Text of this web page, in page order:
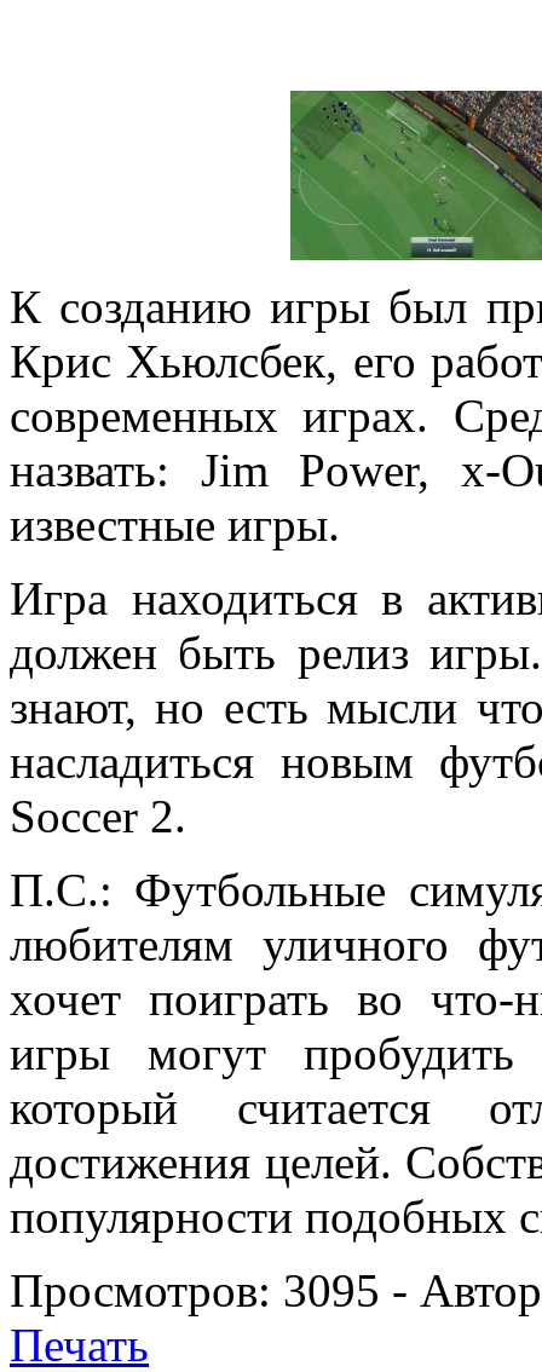
К созданию игры был
Крис Хьюлсбек, его
современных играх.
назвать: Jim Power, x-
известные игры.
Игра находиться в
должен быть релиз
знают, но есть мысли
насладиться новым
Soccer 2.
П.С.: Футбольные
любителям уличного
хочет поиграть во
игры могут пробудить
который считается
достижения целей.
популярности подобных
Просмотров: 3095 -
Печать